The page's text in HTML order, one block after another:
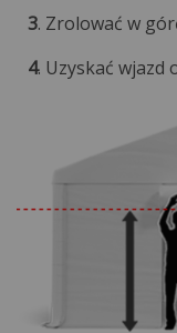
3. Zrolować w
4. Uzyskać wjazd